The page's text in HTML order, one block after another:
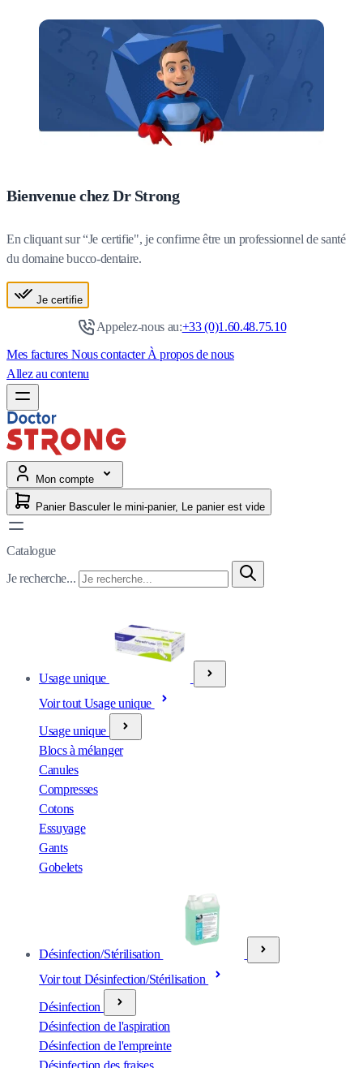
Bienvenue chez Dr Strong
En cliquant sur “Je certifie", je confirme être un professionnel de santé
du domaine bucco-dentaire.
Je certifie
Appelez-nous au:+33 (0)1.60.48.75.10
Mes factures Nous contacterÀ propos de nous
Allez au contenu
Mon compte
Panier Basculer le mini-panier, Le panier est vide
Catalogue
Je recherche...
Usage unique
Voir tout Usage unique
Usage unique
Blocs à mélanger
Canules
Compresses
Cotons
Essuyage
Gants
Gobelets
Désinfection/Stérilisation
Voir tout Désinfection/Stérilisation
Désinfection
Désinfection de l'aspiration
Désinfection de l'empreinte
Désinfection des fraises